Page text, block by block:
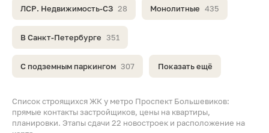
Список строящихся ЖК у метро Проспект Большевиков:
прямые контакты застройщиков, цены на квартиры,
планировки. Этапы сдачи 22 новостроек и расположение на
ЛСР. Недвижимость-СЗ 28 Монолитные 435
В Санкт-Петербурге 351
С подземным паркингом 307 Показать ещё